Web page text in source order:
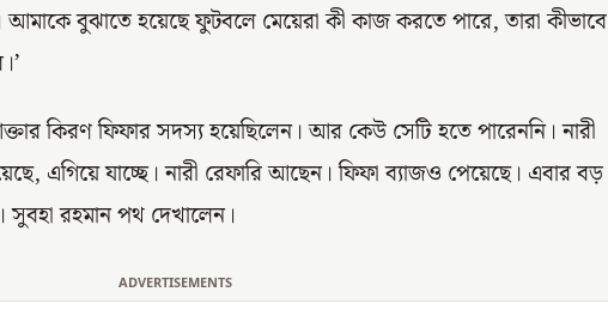
আমাকে বুঝাতে হয়েছে ফুটবলে মেয়েরা কী কাজ করতে পারে, তারা কীভাবে
কিরণ ফিফার সদস্য হয়েছিলেন। আর কেউ সেটি হতে পারেননি। নারী
এগিয়ে যাচ্ছে। নারী রেফারি আছেন। ফিফা ব্যাজও পেয়েছে। এবার বড়
সুবহা রহমান পথ দেখালেন।
ADVERTISEMENTS